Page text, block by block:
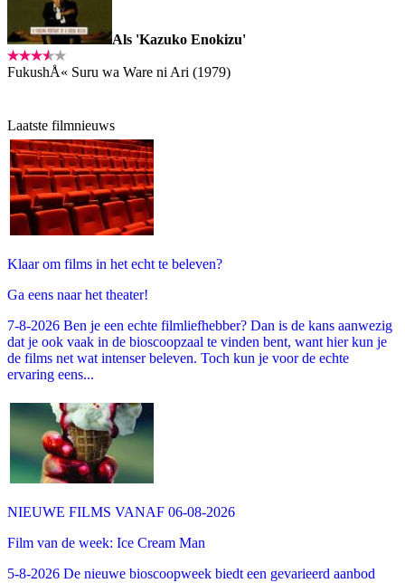
Als 'Kazuko Enokizu'
FukushÅ« Suru wa Ware ni Ari (1979)
Laatste filmnieuws
Klaar om films in het echt te beleven?
Ga eens naar het theater!
7-8-2026 Ben je een echte filmliefhebber? Dan is de kans aanwezig
dat je ook vaak in de bioscoopzaal te vinden bent, want hier kun je
de films net wat intenser beleven. Toch kun je voor de echte
ervaring eens...
NIEUWE FILMS VANAF 06-08-2026
Film van de week: Ice Cream Man
5-8-2026 De nieuwe bioscoopweek biedt een gevarieerd aanbod